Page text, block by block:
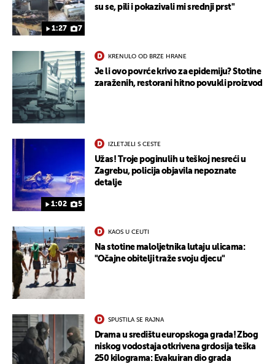
1:27 7
su se, pili i pokazivali mi srednji prst"
KRENULO OD BRZE HRANE
Je li ovo povrće krivo za epidemiju? Stotine
zaraženih, restorani hitno povukli proizvod
1:02 5
IZLETJELI S CESTE
Užas! Troje poginulih u teškoj nesreći u
Zagrebu, policija objavila nepoznate
detalje
KAOS U CEUTI
Na stotine maloljetnika lutaju ulicama:
"Očajne obitelji traže svoju djecu"
SPUSTILA SE RAJNA
Drama u središtu europskoga grada! Zbog
niskog vodostaja otkrivena grdosija teška
250 kilograma: Evakuiran dio grada
UKLJUČITE NOTIFIKACIJE